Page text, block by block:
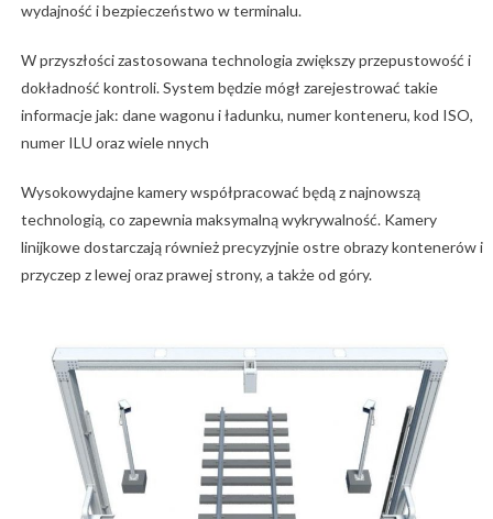
wydajność i bezpieczeństwo w terminalu.
W przyszłości zastosowana technologia zwiększy przepustowość i
dokładność kontroli. System będzie mógł zarejestrować takie
informacje jak: dane wagonu i ładunku, numer konteneru, kod ISO,
numer ILU oraz wiele nnych
Wysokowydajne kamery współpracować będą z najnowszą
technologią, co zapewnia maksymalną wykrywalność. Kamery
linijkowe dostarczają również precyzyjnie ostre obrazy kontenerów i
przyczep z lewej oraz prawej strony, a także od góry.